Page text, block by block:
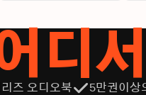
디
즈 오디오북
5만권이상